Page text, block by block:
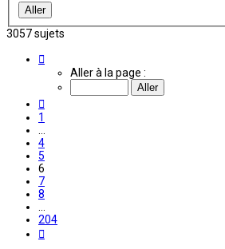
3057 sujets
Aller à la page :
1
4
5
6
7
8
204